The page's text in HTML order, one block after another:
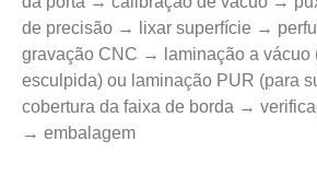
de precisão → lixar superfície →
gravação CNC → laminação a vácuo
esculpida) ou laminação PUR (para
cobertura da faixa de borda →
→ embalagem